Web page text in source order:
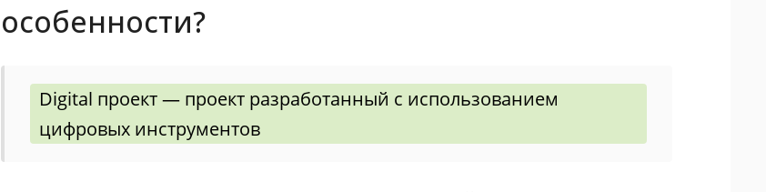
особенности?
Digital проект — проект разработанный с использованием
цифровых инструментов